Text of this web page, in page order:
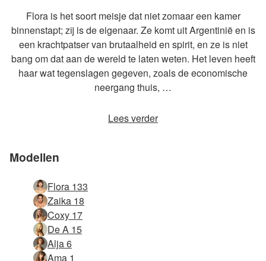
Flora is het soort meisje dat niet zomaar een kamer
binnenstapt; zij is de eigenaar. Ze komt uit Argentinië en is
een krachtpatser van brutaalheid en spirit, en ze is niet
bang om dat aan de wereld te laten weten. Het leven heeft
haar wat tegenslagen gegeven, zoals de economische
neergang thuis, …
Lees verder
Modellen
Flora 133
Zaika 18
Coxy 17
De A 15
Alja 6
Ama 1